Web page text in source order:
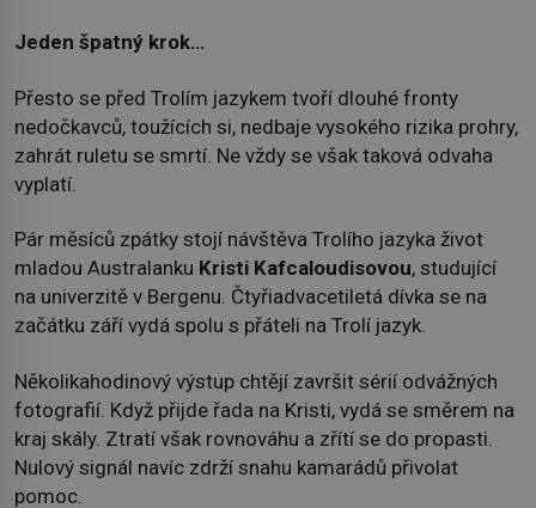
Jeden špatný krok…
Přesto se před Trolím jazykem tvoří dlouhé fronty
nedočkavců, toužících si, nedbaje vysokého rizika prohry,
zahrát ruletu se smrtí. Ne vždy se však taková odvaha
vyplatí.
Pár měsíců zpátky stojí návštěva Trolího jazyka život
mladou Australanku Kristi Kafcaloudisovou, studující
na univerzitě v Bergenu. Čtyřiadvacetiletá dívka se na
začátku září vydá spolu s přáteli na Trolí jazyk.
Několikahodinový výstup chtějí završit sérií odvážných
fotografií. Když přijde řada na Kristi, vydá se směrem na
kraj skály. Ztratí však rovnováhu a zřítí se do propasti.
Nulový signál navíc zdrží snahu kamarádů přivolat
pomoc.